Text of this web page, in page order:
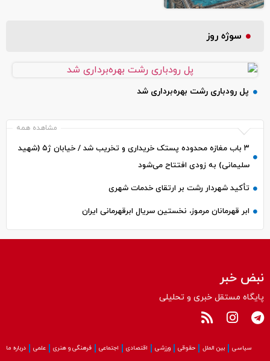
سوژه روز
پل رودباری رشت بهره‌برداری شد
مشاهده همه
۳ باب مغازه محدوده پستک خریداری و تخریب شد / خیابان ژ۵ (شهید
سلیمانی) به زودی افتتاح می‌شود
تأکید شهردار رشت بر ارتقای خدمات شهری
ابر قهرمانان مرموز، نخستین سریال ابرقهرمانی ایران
نبض خبر
پایگاه مستقل خبری و تحلیلی
سیاسی بین الملل حقوقی ورزشی اقتصادی اجتماعی فرهنگی و هنری علمی درباره ما